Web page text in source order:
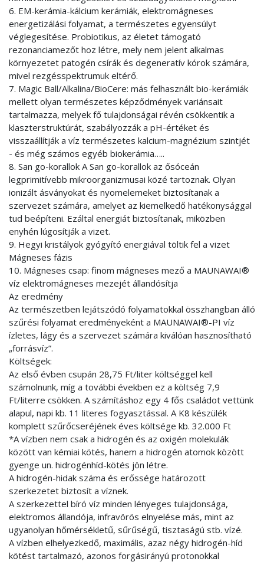
6. EM-kerámia-kálcium kerámiák, elektromágneses
energetizálási folyamat, a természetes egyensúlyt
véglegesítése. Probiotikus, az életet támogató
rezonanciamezőt hoz létre, mely nem jelent alkalmas
környezetet patogén csírák és degeneratív kórok számára,
mivel rezgésspektrumuk eltérő.
7. Magic Ball/Alkalina/BioCere: más felhasznált bio-kerámiák
mellett olyan természetes képződmények variánsait
tartalmazza, melyek fő tulajdonságai révén csökkentik a
klaszterstruktúrát, szabályozzák a pH-értéket és
visszaállítják a víz természetes kalcium-magnézium szintjét
- és még számos egyéb biokerámia…..
8. San go-korallok A San go-korallok az ősóceán
legprimitívebb mikroorganizmusai közé tartoznak. Olyan
ionizált ásványokat és nyomelemeket biztosítanak a
szervezet számára, amelyet az kiemelkedő hatékonysággal
tud beépíteni. Ezáltal energiát biztosítanak, miközben
enyhén lúgosítják a vizet.
9. Hegyi kristályok gyógyító energiával töltik fel a vizet
Mágneses fázis
10. Mágneses csap: finom mágneses mező a MAUNAWAI®
víz elektromágneses mezejét állandósítja
Az eredmény
Az természetben lejátszódó folyamatokkal összhangban álló
szűrési folyamat eredményeként a MAUNAWAI®-PI víz
ízletes, lágy és a szervezet számára kiválóan hasznosítható
„forrásvíz”.
Költségek:
Az első évben csupán 28,75 Ft/liter költséggel kell
számolnunk, míg a további években ez a költség 7,9
Ft/literre csökken. A számításhoz egy 4 fős családot vettünk
alapul, napi kb. 11 literes fogyasztással. A K8 készülék
komplett szűrőcseréjének éves költsége kb. 32.000 Ft
*A vízben nem csak a hidrogén és az oxigén molekulák
között van kémiai kötés, hanem a hidrogén atomok között
gyenge un. hidrogénhíd-kötés jön létre.
A hidrogén-hidak száma és erőssége határozott
szerkezetet biztosít a víznek.
A szerkezettel bíró víz minden lényeges tulajdonsága,
elektromos állandója, infravörös elnyelése más, mint az
ugyanolyan hőmérsékletű, sűrűségű, tisztaságú stb. vízé.
A vízben elhelyezkedő, maximális, azaz négy hidrogén-híd
kötést tartalmazó, azonos forgásirányú protonokkal